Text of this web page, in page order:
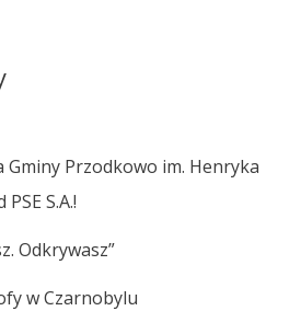
Przodkowo im. Henryka
S.A.!
Odkrywasz”
w Czarnobylu